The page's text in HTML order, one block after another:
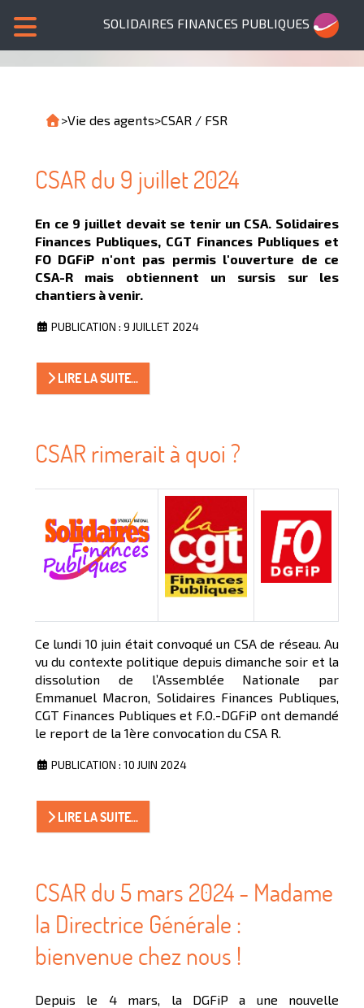
SOLIDAIRES FINANCES PUBLIQUES
>Vie des agents>CSAR / FSR
CSAR du 9 juillet 2024
En ce 9 juillet devait se tenir un CSA. Solidaires
Finances Publiques, CGT Finances Publiques et
FO DGFiP n'ont pas permis l'ouverture de ce
CSA-R mais obtiennent un sursis sur les
chantiers à venir.
PUBLICATION : 9 JUILLET 2024
LIRE LA SUITE...
CSAR rimerait à quoi ?
Ce lundi 10 juin était convoqué un CSA de réseau. Au
vu du contexte politique depuis dimanche soir et la
dissolution de l’Assemblée Nationale par
Emmanuel Macron, Solidaires Finances Publiques,
CGT Finances Publiques et F.O.-DGFiP ont demandé
le report de la 1ère convocation du CSA R.
PUBLICATION : 10 JUIN 2024
LIRE LA SUITE...
CSAR du 5 mars 2024 - Madame
la Directrice Générale :
bienvenue chez nous !
Depuis le 4 mars, la DGFiP a une nouvelle